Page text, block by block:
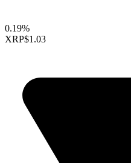
0.19%
XRP$1.03